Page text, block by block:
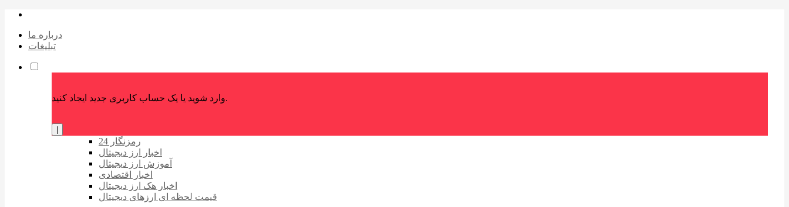
درباره ما
تبلیغات
وارد شوید یا یک حساب کاربری جدید ایجاد کنید.
رمزنگار 24
اخبار ارز دیجیتال
آموزش ارز دیجیتال
اخبار اقتصادی
اخبار هک ارز دیجیتال
قیمت لحظه ای ارزهای دیجیتال